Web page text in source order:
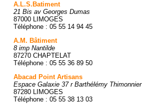
A.L.S.Batiment
21 Bis av Georges Dumas
87000 LIMOGES
Téléphone : 05 55 14 94 45
A.M. Bâtiment
8 imp Nantilde
87270 CHAPTELAT
Téléphone : 05 55 36 89 50
Abacad Point Artisans
Espace Galaxie 37 r Barthélémy Thimonnier
87280 LIMOGES
Téléphone : 05 55 38 13 03